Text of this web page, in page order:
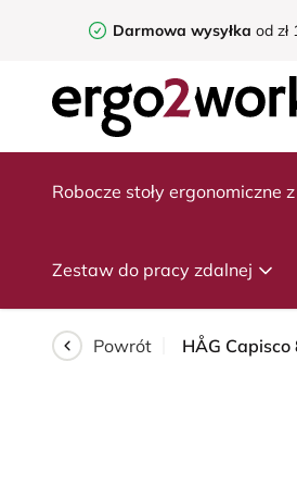
Darmowa wysyłka od zł
Robocze stoły ergonomiczne
Zestaw do pracy zdalnej
Powrót HÅG